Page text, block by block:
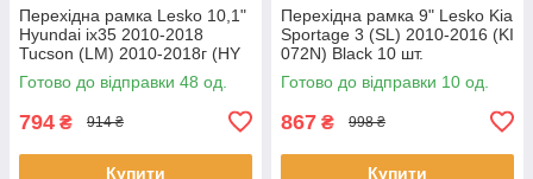
Перехідна рамка Lesko 10,1"
Hyundai ix35 2010-2018
Tucson (LM) 2010-2018г (HY
136T) Black 48 шт.
Готово до відправки 48 од.
794 ₴ 914 ₴
Купити
Перехідна рамка 9" Lesko Kia
Sportage 3 (SL) 2010-2016 (KI
072N) Black 10 шт.
Готово до відправки 10 од.
867 ₴ 998 ₴
Купити